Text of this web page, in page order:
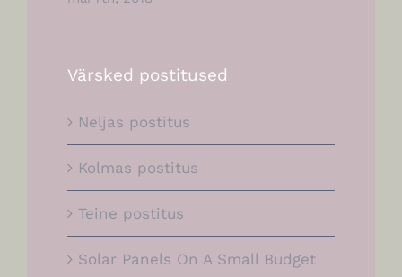
Värsked postitused
Neljas postitus
Kolmas postitus
Teine postitus
Solar Panels On A Small Budget